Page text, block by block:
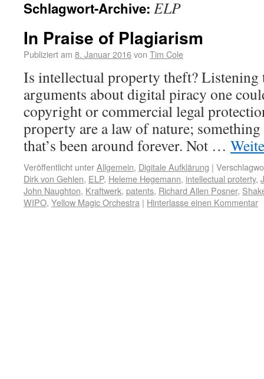
Schlagwort-Archive: ELP
In Praise of Plagiarism
Publiziert am 8. Januar 2016von Tim Cole
Is intellectual property theft? Listening
arguments about digital piracy one
copyright or commercial legal
property are a law of nature; something
that’s been around forever. Not …
Veröffentlicht unterAllgemein, Digitale Aufklärung |
Dirk von Gehlen, ELP, Heleme Hegemann, intellectual proterty,
John Naughton, Kraftwerk, patents, Richard Allen Posner,
WIPO, Yellow Magic Orchestra | Hinterlasse einen Kommentar